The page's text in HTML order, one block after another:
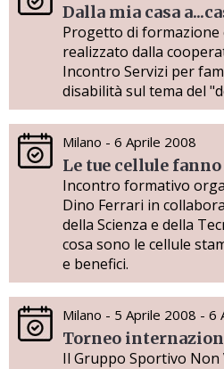
Dalla mia casa
Progetto di
realizzato dalla
Incontro Servizi per
disabilità sul tema del
Milano - 6 Aprile 2008
Le tue cellule
Incontro formativo
Dino Ferrari in
della Scienza e della
cosa sono le cellule
e benefici.
Milano - 5 Aprile 2008 - 6
Torneo
Il Gruppo Sportivo Non